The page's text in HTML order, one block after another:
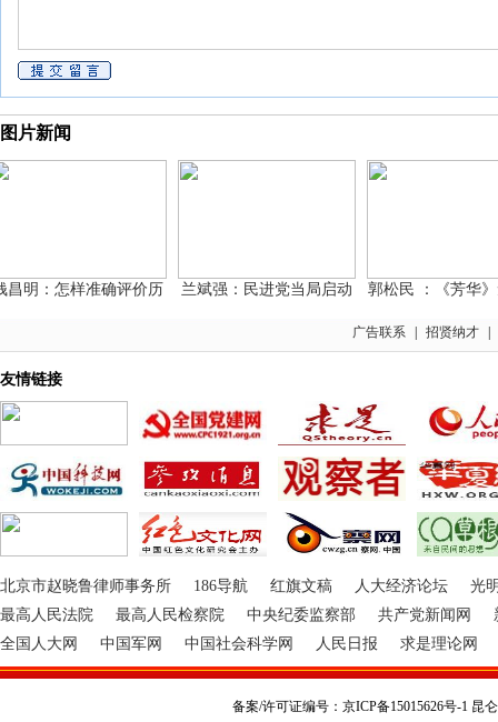
图片新闻
明：怎样准确评价历 兰斌强：民进党当局启动 郭松民 ：《芳华》无
广告联系 招贤纳才
友情链接
北京市赵晓鲁律师事务所 186导航 红旗文稿 人大经济论坛
光
最高人民法院
最高人民检察院 中央纪委监察部 共产党新闻网
全国人大网
中国军网 中国社会科学网 人民日报 求是理论网
备案/许可证编号：京ICP备15015626号-1 昆